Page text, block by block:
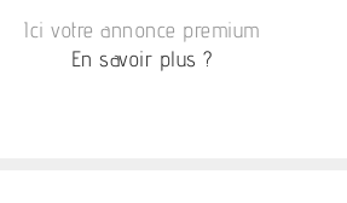
Ici votre annonce premium
En savoir plus ?